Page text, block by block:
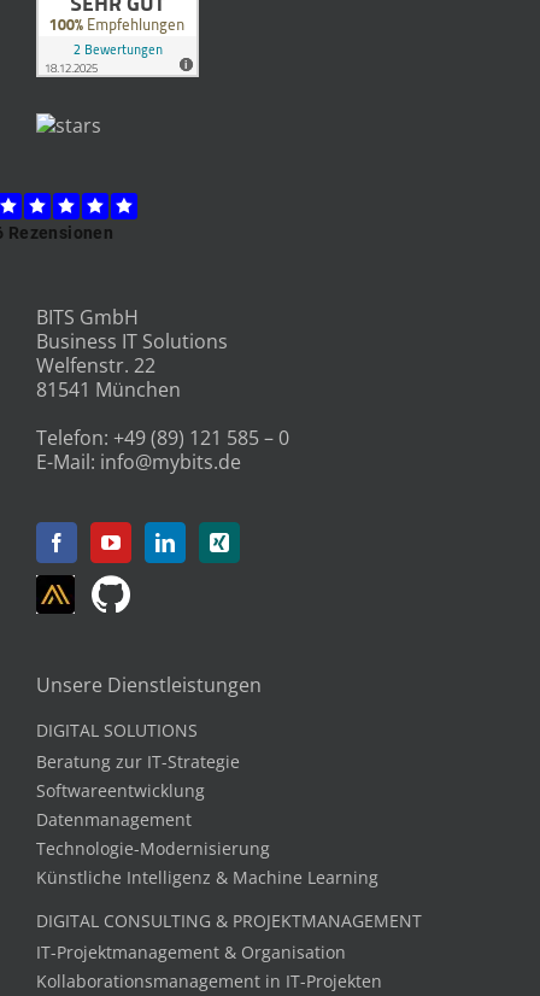
BITS GmbH
Business IT Solutions
Welfenstr. 22
81541 München
Telefon: +49 (89) 121 585 – 0
E-Mail: info@mybits.de
Unsere Dienstleistungen
DIGITAL SOLUTIONS
Beratung zur IT-Strategie
Softwareentwicklung
Datenmanagement
Technologie-Modernisierung
Künstliche Intelligenz & Machine Learning
DIGITAL CONSULTING & PROJEKTMANAGEMENT
IT-Projektmanagement & Organisation
Kollaborationsmanagement in IT-Projekten